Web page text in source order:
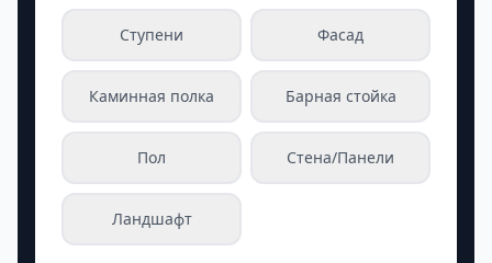
Ступени Фасад
Каминная полка Барная стойка
Пол Стена/Панели
Ландшафт